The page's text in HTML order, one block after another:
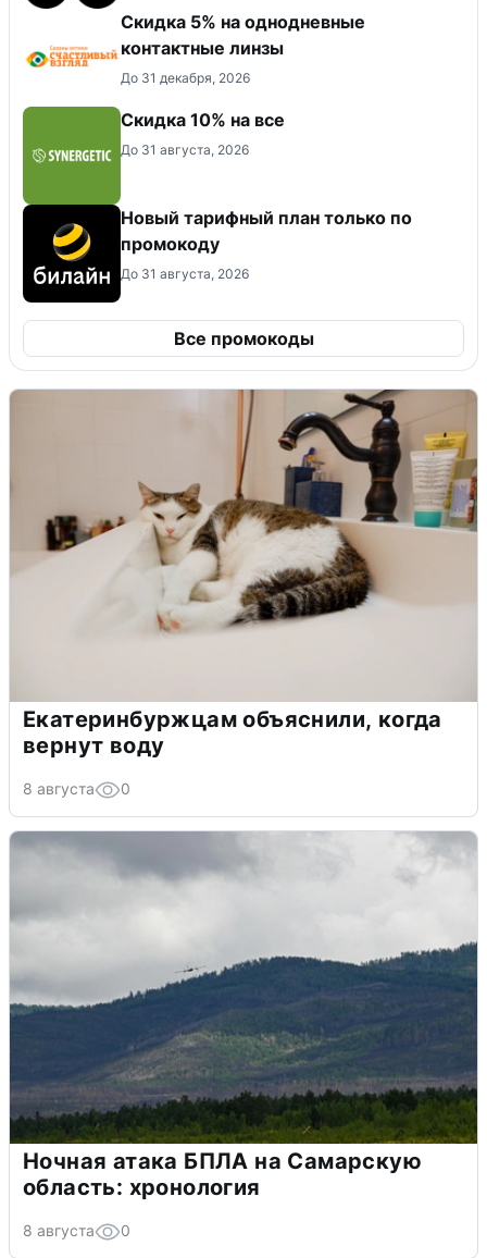
Скидка 5% на однодневные
контактные линзы
До 31 декабря, 2026
Скидка 10% на все
До 31 августа, 2026
Новый тарифный план только по
промокоду
До 31 августа, 2026
Все промокоды
Екатеринбуржцам объяснили, когда
вернут воду
8 августа 0
Ночная атака БПЛА на Самарскую
область: хронология
8 августа 0